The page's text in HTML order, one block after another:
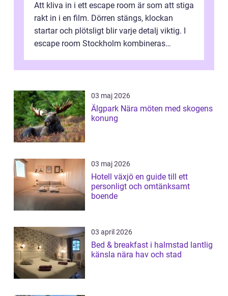
Att kliva in i ett escape room är som att stiga
rakt in i en film. Dörren stängs, klockan
startar och plötsligt blir varje detalj viktig. I
escape room Stockholm kombineras
03 maj 2026
Älgpark Nära möten med skogens
konung
03 maj 2026
Hotell växjö en guide till ett
personligt och omtänksamt
boende
03 april 2026
Bed & breakfast i halmstad lantlig
känsla nära hav och stad